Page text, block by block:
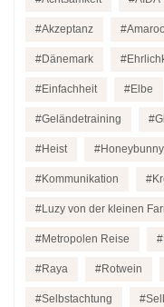
Akzeptanz
Dänemark
Einfachheit Elbe
Geländetraining
Heist Honeybunny
Kommunikation
Luzy von der kleinen
Metropolen Reise
Raya Rotwein
Selbstachtung